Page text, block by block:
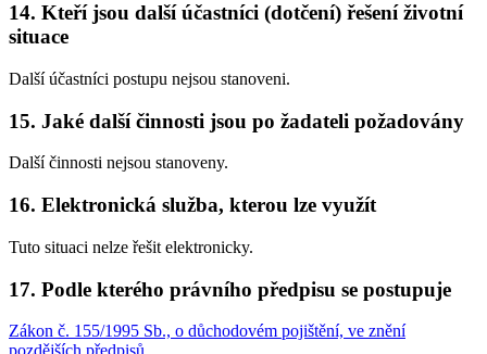
14. Kteří jsou další účastníci (dotčení) řešení životní
situace
Další účastníci postupu nejsou stanoveni.
15. Jaké další činnosti jsou po žadateli požadovány
Další činnosti nejsou stanoveny.
16. Elektronická služba, kterou lze využít
Tuto situaci nelze řešit elektronicky.
17. Podle kterého právního předpisu se postupuje
Zákon č. 155/1995 Sb., o důchodovém pojištění, ve znění